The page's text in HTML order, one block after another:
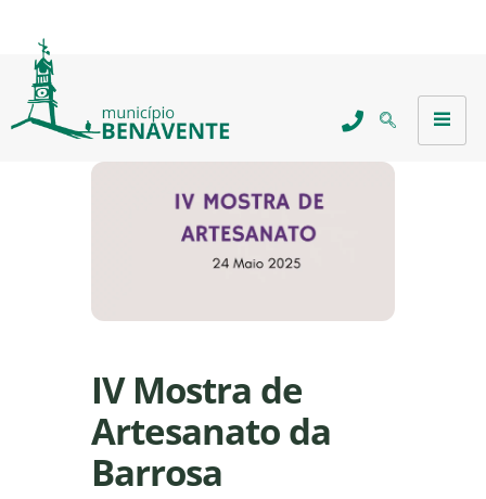
IV Mostra de
Artesanato da
Barrosa